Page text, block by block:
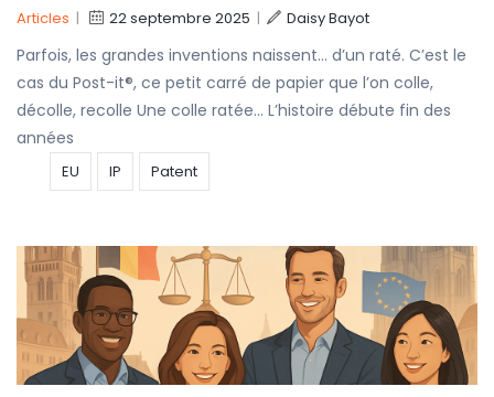
Articles | 22 septembre 2025 | Daisy Bayot
Parfois, les grandes inventions naissent… d’un raté. C’est le
cas du Post-it®, ce petit carré de papier que l’on colle,
décolle, recolle Une colle ratée… L’histoire débute fin des
années
EU IP Patent